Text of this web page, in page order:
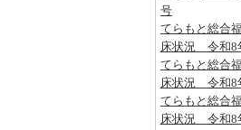
号
てらもと総合
床状況 令和8
てらもと総合
床状況 令和8
てらもと総合
床状況 令和8